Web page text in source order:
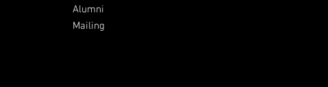
Alumni
Mailing